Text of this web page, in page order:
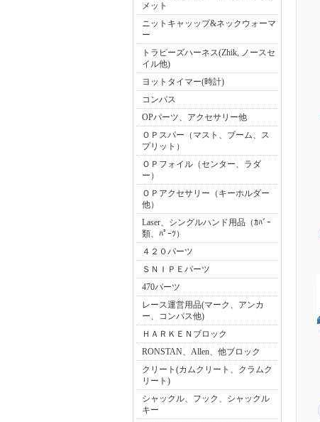
メット
ニットキャッップ&ネックウォーマ
ー
トラピーズハーネス(Zhik, ノースセ
イル他)
ヨットタイマー(時計)
コンパス
OPパーツ、アクセサリー他
ＯＰスパー（マスト、ブーム、ス
プリット）
ＯＰフォイル（センター、ラダ
ー）
ＯＰアクセサリー（キーホルダー
他）
Laser、シングルハンド用品（ｶﾊﾞｰ
類、ﾊﾟｰﾂ）
４２０パーツ
ＳＮＩＰＥパーツ
470パーツ
レース運営用品(マーク、アンカ
ー、コンパス他)
ＨＡＲＫＥＮブロック
RONSTAN、Allen、他ブロック
クリート(カムクリート、クラムク
リート)
シャックル、フック、シャックル
キー